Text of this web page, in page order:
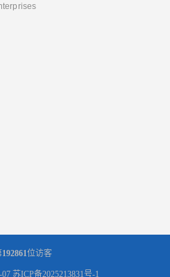
192861位访客
苏ICP备2025213831号-1